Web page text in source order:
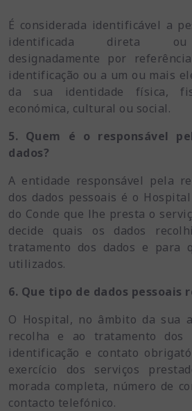
É considerada identificável a
identificada direta ou
designadamente por
identificação ou a um ou mais
da sua identidade física,
económica, cultural ou social.
5. Quem é o responsável
dados?
A entidade responsável pela
dos dados pessoais é o
do Conde que lhe presta o
decide quais os dados
tratamento dos dados e para
utilizados.
6. Que tipo de dados pessoais
O Hospital, no âmbito da sua
recolha e ao tratamento dos
identificação e contato
exercício dos serviços
morada completa, número de
contacto telefónico.